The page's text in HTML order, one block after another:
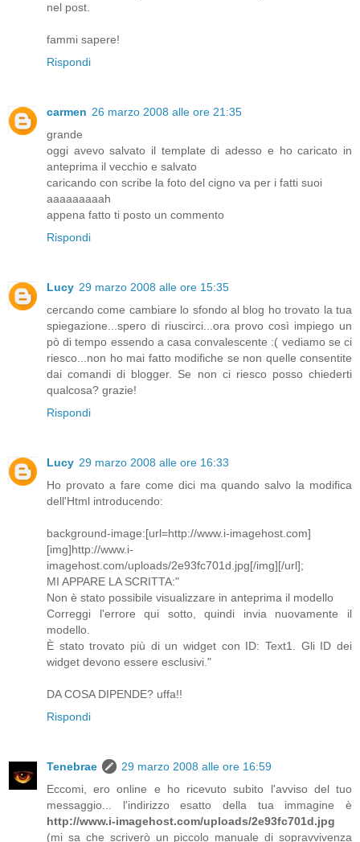
nel post.
fammi sapere!
Rispondi
carmen 26 marzo 2008 alle ore 21:35
grande
oggi avevo salvato il template di adesso e ho caricato in
anteprima il vecchio e salvato
caricando con scribe la foto del cigno va per i fatti suoi
aaaaaaaaah
appena fatto ti posto un commento
Rispondi
Lucy 29 marzo 2008 alle ore 15:35
cercando come cambiare lo sfondo al blog ho trovato la tua
spiegazione...spero di riuscirci...ora provo così impiego un
pò di tempo essendo a casa convalescente :( vediamo se ci
riesco...non ho mai fatto modifiche se non quelle consentite
dai comandi di blogger. Se non ci riesco posso chiederti
qualcosa? grazie!
Rispondi
Lucy 29 marzo 2008 alle ore 16:33
Ho provato a fare come dici ma quando salvo la modifica
dell'Html introducendo:
background-image:[url=http://www.i-imagehost.com]
[img]http://www.i-
imagehost.com/uploads/2e93fc701d.jpg[/img][/url];
MI APPARE LA SCRITTA:"
Non è stato possibile visualizzare in anteprima il modello
Correggi l'errore qui sotto, quindi invia nuovamente il
modello.
È stato trovato più di un widget con ID: Text1. Gli ID dei
widget devono essere esclusivi."
DA COSA DIPENDE? uffa!!
Rispondi
Tenebrae
29 marzo 2008 alle ore 16:59
Eccomi, ero online e ho ricevuto subito l'avviso del tuo
messaggio... l'indirizzo esatto della tua immagine è
http://www.i-imagehost.com/uploads/2e93fc701d.jpg
(mi sa che scriverò un piccolo manuale di sopravvivenza